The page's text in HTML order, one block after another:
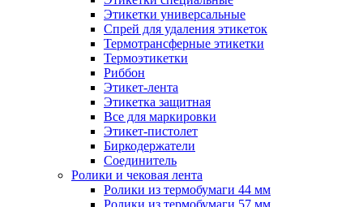
Этикетки универсальные
Спрей для удаления этикеток
Термотрансферные этикетки
Термоэтикетки
Риббон
Этикет-лента
Этикетка защитная
Все для маркировки
Этикет-пистолет
Биркодержатели
Соединитель
Ролики и чековая лента
Ролики из термобумаги 44 мм
Ролики из термобумаги 57 мм